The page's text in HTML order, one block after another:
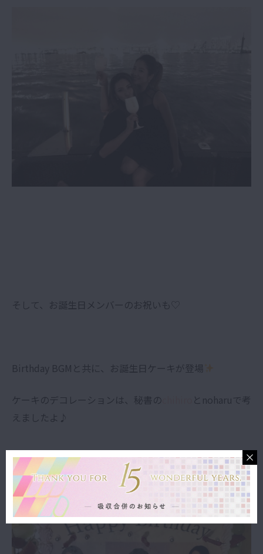
そして、お誕生日メンバーのお祝いも♡
Birthday BGMと共に、お誕生日ケーキが登場
ケーキのデコレーションは、秘書の
とnoharuで考
えましたよ♪